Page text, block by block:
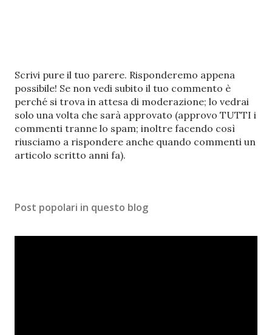
P
o
s
t
a
u
n
m
n
Scrivi pure il tuo parere. Risponderemo appena
possibile! Se non vedi subito il tuo commento è
perché si trova in attesa di moderazione; lo vedrai
solo una volta che sarà approvato (approvo TUTTI i
commenti tranne lo spam; inoltre facendo così
riusciamo a rispondere anche quando commenti un
articolo scritto anni fa).
Post popolari in questo blog